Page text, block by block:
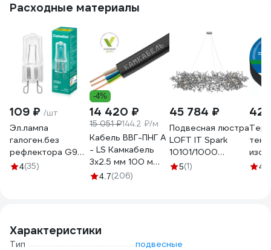
Расходные материалы
109 ₽ /шт
Эл.лампа
галоген.без
рефлектора G9
25W 220V
4(35)
-4%
14 420 ₽
15 051 ₽144.2 ₽/м
Кабель ВВГ-ПНГ А
- LS Камкабель
3x2.5 мм 100 м
ГОСТ
4.7(206)
45 784 ₽
Подвесная люстра
LOFT IT Spark
10101/1000
Chrome
5(1) 4.8
Характеристики
Тип
подвесные